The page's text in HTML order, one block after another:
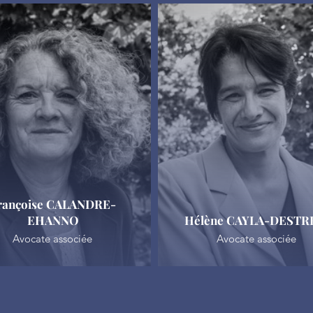
CALANDRE-
EHANNO
Avocate associée
Hélène CAYLA-
Avocate associée